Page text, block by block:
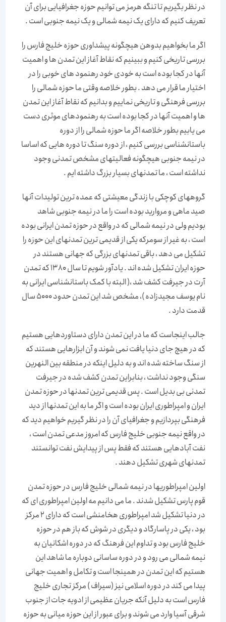
در نظر بگیریم تا تنگه هرمز می توانیم حوزه جغرافیایی برای آن
تعریف کنیم که دارای یک نیمه شمالی و یک نیمه جنوبی است .
اگر ما بخواهیم بدوهن هیچگونه پیشداوری حوزه خلیج فارس را
بررسی تاریخی کنیم و ببینیم که نقاط آغاز این تمدن ها و اهمیت
آنها در کجا بوده است به خودی خود رهنمود های خوبی را در
اختیار ما قرار می دهد . بطور خلاصه وقتی ما حوزه شمالی را
بررسی فرهنگی و تاریخی نماییم و بدانیم که نقاط آغاز این تمدن
ها و اهمیت آنها در کجا بوده است به رهنمودهای موثری دست
می یابیم بطور خلاصه اگر ما حوزه شمالی را از دوره
باستانشناسی بررسی کنیم ، از دوره سنگ تا دوره هایی که اساسا
در نیمه جنوبی هیچگونه فعالیتهای مشخص تمدنی وجود
نداشته است ، ما تمدنهای بسیار بزرگ داشته ایم .
گروههای کوچکی با زندگی معیشتی که عمده ترین تولیدات آنها
صید ماهی و مروارید بوده است را ما در نیمه جنوبی شاهد
بودیم ولی در نیمه شمالی که در واقع در حوزه تمدن ایرانی بوده
است ، به غیر از سومرکه یکی از قدیمی ترین تمدنهای این حوزه را
تشکیل می دهد ، باقی تمدنهای بزرگی که جهانی هستند در
حوزه ایران تشکیل شده اند . یادآور شویم تا سال 1380 که تمدن
آرت در جیرفت کشف شد ،( البته با کمک باستانشناسی ایرانی به
نام یوسف مجیدزاده )، مشخص شد این تمدن حدود 5000 سال
قدمت دارد .
جالب اینجاست که ما در این تمدن دارای دستاوردهایی هستیم
که در هیچ جای دنیا یافت نمی شوند و آن ابزارهایی هستند که
از سنگ ساخته شده اند و به دلیل اینکه در منطقه بین النهرین
سنگی وجود نداشت ، بنابراین تمدن کشف شده در جیرفت
تمدنی بی بدیل است . پس قدیمی ترین تمدنها در حوزه تمدن
ایران و امپراطوری ایران بوده است و اگر ما به این تمدنها از دید
فرهنگی بپردازیم و جغرافیای آن را در نظر گیریم خواهیم دید که
در واقع نیمه جنوبی خلیج فارس که امروز مدعی تمدن است ،
نفت آبادهایی هستند که فقط پس از پیدایش نفت توانستند
تمدنهای شهری تشکیل دهند .
اولین امپراطوریها در نیمه شمالی خلیج فارس در حوزه تمدن
قوم پارس تشکیل شدند . ما می دانیم مه اولین امپراطوری ای که
در دنیا تشکیل شد امپراطوری هخامنشی است که دارای 2 مرکز
بود ، یکی در پاسارگاد و دیگری در شوش که باز هم در حوزه
خلیج فارس بود و تداوم این فرهنگ که در دوره اشکانیان به
نیمه شمالی می رود و در دوره ساسانی دوباره ما شاهد این
هستیم که این تمدن در همینجا است و تکامل و اهمیت جهانی
پیدا می کند در دوره اسلامی نیز (سیراف ) مرکز تجاری خلیج
فارس است به دلیل آنکه جریان عظیمی از ادویه جات از جنوب
شرقی آسیا وارد می شوند و برای عبور از این حوزه میانی به حوزه